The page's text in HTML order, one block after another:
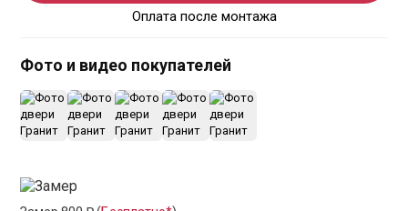
Оплата после монтажа
Фото и видео покупателей